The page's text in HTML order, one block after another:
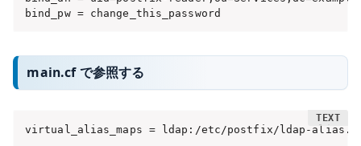
bind_pw = change_this_password
main.cf で参照する
virtual_alias_maps = ldap:/etc/postfix/ldap-